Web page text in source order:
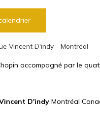
Vincent D'indy - Montréal
accompagné par le
D'indy Montréal